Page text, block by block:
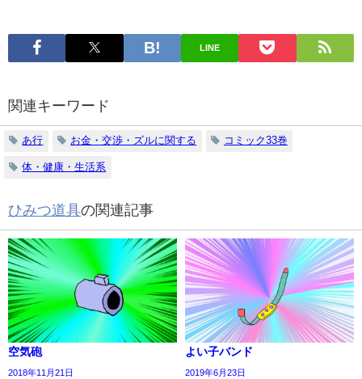
LINE
関連キーワード
あ行 お金・交渉・ズルに関する コミック33巻
体・健康・生活系
ひみつ道具の関連記事
空気砲
2018年11月21日
よい子バンド
2019年6月23日